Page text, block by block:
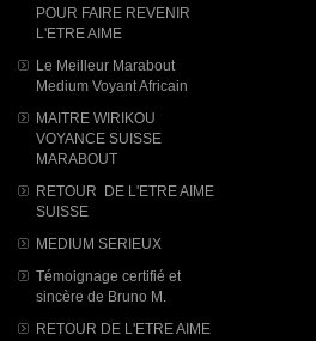
POUR FAIRE REVENIR
L'ETRE AIME
Le Meilleur Marabout
Medium Voyant Africain
MAITRE WIRIKOU
VOYANCE SUISSE
MARABOUT
RETOUR DE L'ETRE AIME
SUISSE
MEDIUM SERIEUX
Témoignage certifié et
sincère de Bruno M.
RETOUR DE L'ETRE AIME